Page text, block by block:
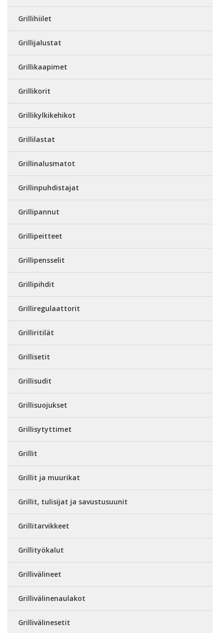
Grillihiilet
Grillijalustat
Grillikaapimet
Grillikorit
Grillikylkikehikot
Grillilastat
Grillinalusmatot
Grillinpuhdistajat
Grillipannut
Grillipeitteet
Grillipensselit
Grillipihdit
Grilliregulaattorit
Grilliritilät
Grillisetit
Grillisudit
Grillisuojukset
Grillisytyttimet
Grillit
Grillit ja muurikat
Grillit, tulisijat ja savustusuunit
Grillitarvikkeet
Grillityökalut
Grillivälineet
Grillivälinenaulakot
Grillivälinesetit